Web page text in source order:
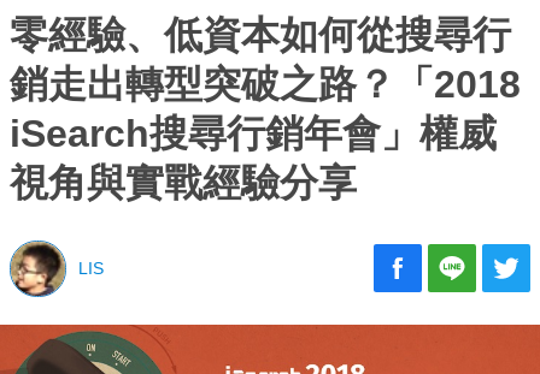
零經驗、低資本如何從搜尋行
銷走出轉型突破之路？「2018
iSearch搜尋行銷年會」權威
視角與實戰經驗分享
LIS